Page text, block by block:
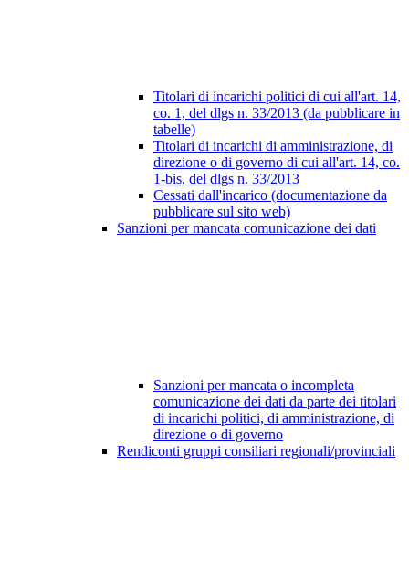
Titolari di incarichi politici di cui all'art. 14,
co. 1, del dlgs n. 33/2013 (da pubblicare in
tabelle)
Titolari di incarichi di amministrazione, di
direzione o di governo di cui all'art. 14, co.
1-bis, del dlgs n. 33/2013
Cessati dall'incarico (documentazione da
pubblicare sul sito web)
Sanzioni per mancata comunicazione dei dati
Sanzioni per mancata o incompleta
comunicazione dei dati da parte dei titolari
di incarichi politici, di amministrazione, di
direzione o di governo
Rendiconti gruppi consiliari regionali/provinciali